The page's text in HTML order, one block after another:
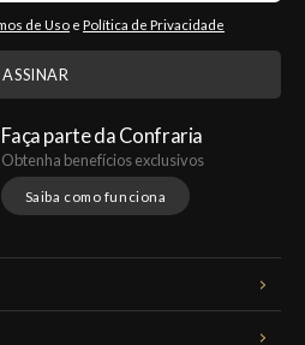
de Uso e Política de Privacidade
Faça parte da Confraria
Obtenha benefícios exclusivos
Saiba como funciona